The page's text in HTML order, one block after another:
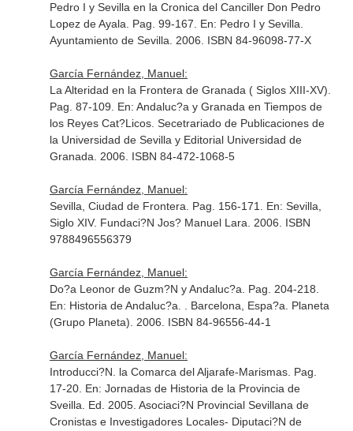
Pedro I y Sevilla en la Cronica del Canciller Don Pedro
Lopez de Ayala. Pag. 99-167. En: Pedro I y Sevilla
Ayuntamiento de Sevilla. 2006. ISBN 84-96098-77-X
García Fernández, Manuel:
La Alteridad en la Frontera de Granada ( Siglos XIII-XV).
Pag. 87-109. En: Andaluc?a y Granada en Tiempos de
los Reyes Cat?Licos. Secetrariado de Publicaciones de
la Universidad de Sevilla y Editorial Universidad de
Granada. 2006. ISBN 84-472-1068-5
García Fernández, Manuel:
Sevilla, Ciudad de Frontera. Pag. 156-171. En: Sevilla,
Siglo XIV. Fundaci?N Jos? Manuel Lara. 2006. ISBN
9788496556379
García Fernández, Manuel:
Do?a Leonor de Guzm?N y Andaluc?a. Pag. 204-218.
En: Historia de Andaluc?a . . Barcelona, Espa?a. Planeta
(Grupo Planeta). 2006. ISBN 84-96556-44-1
García Fernández, Manuel:
Introducci?N. la Comarca del Aljarafe-Marismas. Pag.
17-20. En: Jornadas de Historia de la Provincia de
Sveilla . Ed. 2005. Asociaci?N Provincial Sevillana de
Cronistas e Investigadores Locales- Diputaci?N de